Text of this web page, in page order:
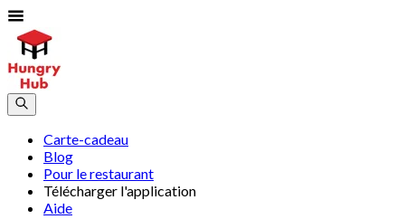
Carte-cadeau
Blog
Pour le restaurant
Télécharger l'application
Aide